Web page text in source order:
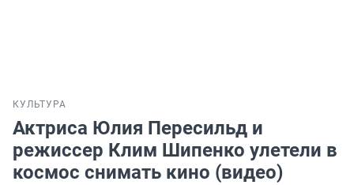
КУЛЬТУРА
Актриса Юлия Пересильд и
режиссер Клим Шипенко улетели в
космос снимать кино (видео)